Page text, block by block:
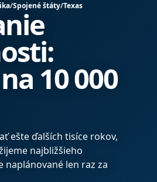
/Spojené štáty/Texas
10 000
ešte ďalších tisíce rokov,
najbližšieho
naplánované len raz za